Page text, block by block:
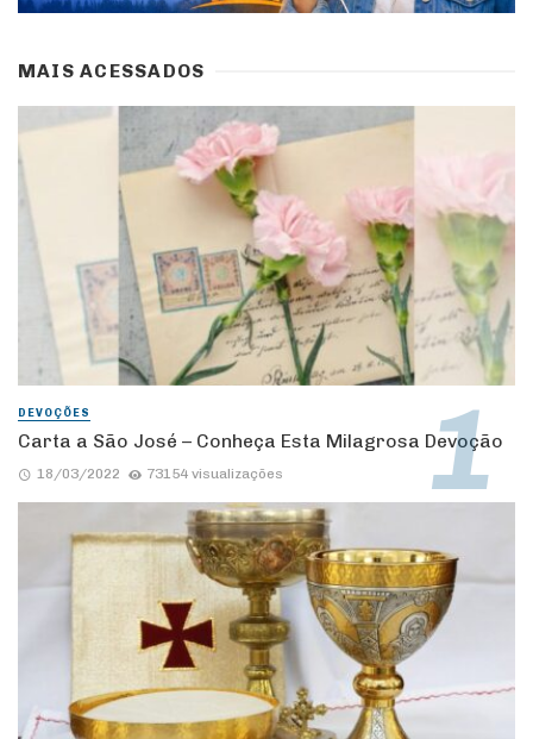
MAIS ACESSADOS
DEVOÇÕES
Carta a São José – Conheça Esta Milagrosa Devoção
18/03/2022 73154 visualizações